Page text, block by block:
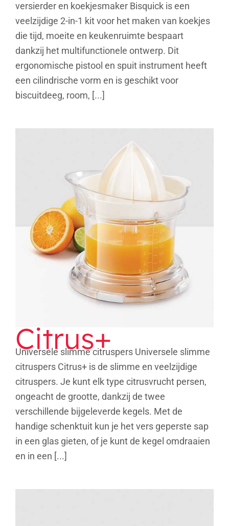
versierder en koekjesmaker Bisquick is een
veelzijdige 2-in-1 kit voor het maken van koekjes
die tijd, moeite en keukenruimte bespaart
dankzij het multifunctionele ontwerp. Dit
ergonomische pistool en spuit instrument heeft
een cilindrische vorm en is geschikt voor
biscuitdeeg, room, [...]
Citrus+
Citrus+
Universele slimme citruspers Universele slimme
citruspers Citrus+ is de slimme en veelzijdige
citruspers. Je kunt elk type citrusvrucht persen,
ongeacht de grootte, dankzij de twee
verschillende bijgeleverde kegels. Met de
handige schenktuit kun je het vers geperste sap
in een glas gieten, of je kunt de kegel omdraaien
en in een [...]